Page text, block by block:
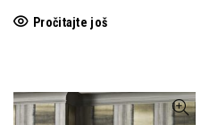
Pročitajte još